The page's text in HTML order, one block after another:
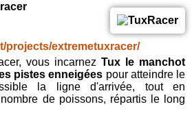
projects/extremetuxracer/
vous incarnez Tux le manchot
pistes enneigées pour atteindre le
la ligne d'arrivée, tout en
de poissons, répartis le long